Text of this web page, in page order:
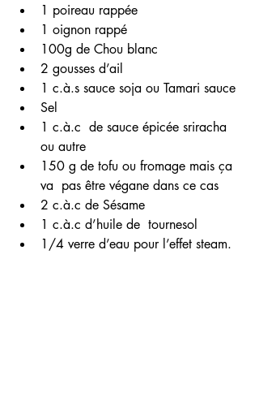
1 poireau rappée
1 oignon rappé
100g de Chou blanc
2 gousses d’ail
1 c.à.s sauce soja ou Tamari sauce
Sel
1 c.à.c  de sauce épicée sriracha
ou autre
150 g de tofu ou fromage mais ça
va  pas être végane dans ce cas
2 c.à.c de Sésame
1 c.à.c d’huile de  tournesol
1/4 verre d’eau pour l’effet steam.